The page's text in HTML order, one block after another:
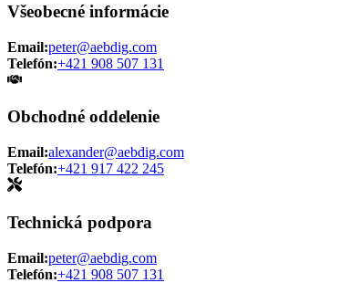
Všeobecné informácie
Email:peter@aebdig.com
Telefón:+421 908 507 131
Obchodné oddelenie
Email:alexander@aebdig.com
Telefón:+421 917 422 245
Technická podpora
Email:peter@aebdig.com
Telefón:+421 908 507 131